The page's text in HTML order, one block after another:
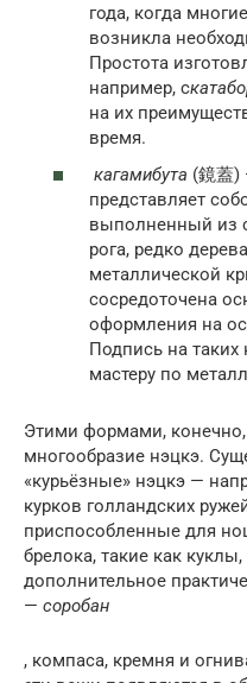
года, когда
возникла
Простота
например, с
на их
время.
кагамибута (鏡蓋)
представляет
выполненный из
рога, редко
металлической
сосредоточена
оформления на
Подпись на
мастеру по
Этими формами,
многообразие нэцкэ.
«курьёзные» нэцкэ —
курков голландских
приспособленные для
брелока, такие как
дополнительное
— соробан
, компаса, кремня и